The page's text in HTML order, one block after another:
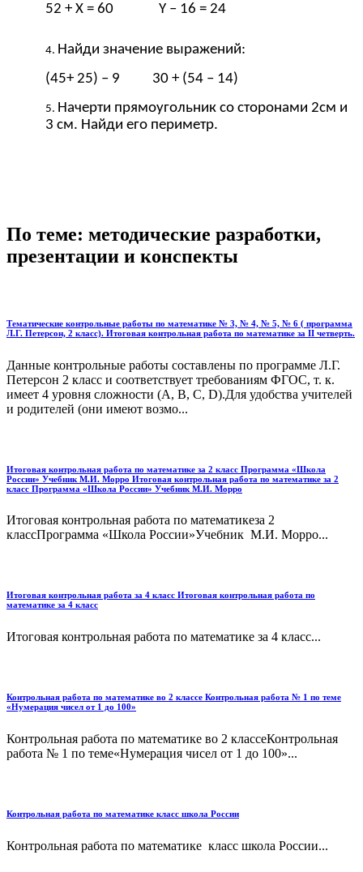
52 + Х = 60 Y – 16 = 24
Найди значение выражений:
(45+ 25) – 9 30 + (54 – 14)
Начерти прямоугольник со сторонами 2см и
3 см. Найди его периметр.
По теме: методические разработки,
презентации и конспекты
Тематические контрольные работы по математике № 3, № 4, № 5, № 6 ( программа
Л.Г. Петерсон, 2 класс). Итоговая контрольная работа по математике за II четверть.
Данные контрольные работы составлены по программе Л.Г.
Петерсон 2 класс и соответствует требованиям ФГОС, т. к.
имеет 4 уровня сложности (А, В, С, D).Для удобства учителей
и родителей (они имеют возмо...
Итоговая контрольная работа по математике за 2 класс Программа «Школа
России» Учебник М.И. Морро Итоговая контрольная работа по математике за 2
класс Программа «Школа России» Учебник М.И. Морро
Итоговая контрольная работа по математикеза 2
классПрограмма «Школа России»Учебник М.И. Морро...
Итоговая контрольная работа за 4 класс Итоговая контрольная работа по
математике за 4 класс
Итоговая контрольная работа по математике за 4 класс...
Контрольная работа по математике во 2 классе Контрольная работа № 1 по теме
«Нумерация чисел от 1 до 100»
Контрольная работа по математике во 2 классеКонтрольная
работа № 1 по теме«Нумерация чисел от 1 до 100»...
Контрольная работа по математике класс школа России
Контрольная работа по математике класс школа России...